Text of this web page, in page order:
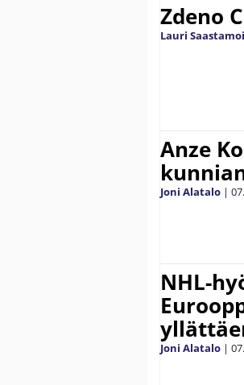
Zdeno
Lauri
Anze
Joni Alatalo |
NHL-
Joni Alatalo |